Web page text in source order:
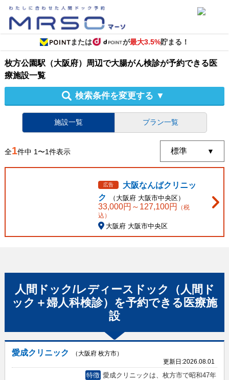
または が最大3.5%貯まる！
枚方公園駅（大阪府）周辺で大腸がん検診が予約できる医
療施設一覧
検索条件を変更する ▼
施設一覧 プラン一覧
全1件中 1〜1件表示
広告
大阪なんばクリニッ
ク
（ 大阪府 大阪市中央区）
33,000円～ 127,100円
（税
込）
大阪府 大阪市中央区
人間ドック/レディースドック（人間ド
ック＋婦人科検診） を予約できる 医療施
設
愛成クリニック
（大阪府 枚方市）
更新日:2026.08.01
特徴 愛成クリニックは、枚方市で昭和47年